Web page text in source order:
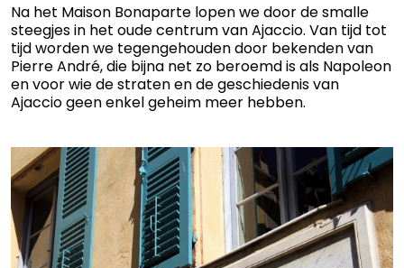
Na het Maison Bonaparte lopen we door de smalle
steegjes in het oude centrum van Ajaccio. Van tijd tot
tijd worden we tegengehouden door bekenden van
Pierre André, die bijna net zo beroemd is als Napoleon
en voor wie de straten en de geschiedenis van
Ajaccio geen enkel geheim meer hebben.